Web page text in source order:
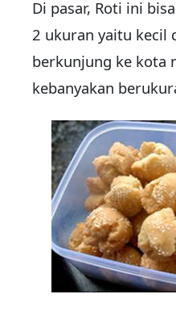
Di pasar, Roti ini
2 ukuran yaitu kecil
berkunjung ke kota
kebanyakan